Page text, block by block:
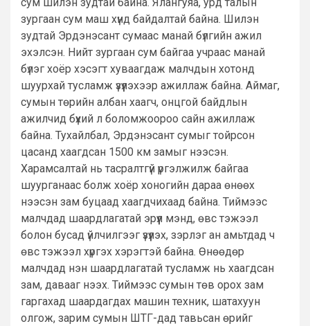
зургаан сум маш хүнд байдалтай байна. Шилэн
зудтай Эрдэнэсант сумаас манай бүлгийн ажил
эхэлсэн. Нийт зургаан сум байгаа учраас манай
бүлэг хоёр хэсэгт хуваагдаж малчдын хотонд
шуурхай тусламж үзүүлэхээр ажиллаж байна. Аймаг,
сумын төрийн албан хаагч, онцгой байдлын
ажилчид бүхий л боломжоороо сайн ажиллаж
байна. Тухайлбал, Эрдэнэсант сумыг тойрсон
цасанд хаагдсан 1500 км замыг нээсэн.
Харамсалтай нь тасралтгүй үргэлжилж байгаа
шуурганаас болж хоёр хоногийн дараа өнөөх
нээсэн зам буцаад хаагдчихаад байна. Тиймээс
малчдад шаардлагатай эрүүл мэнд, өвс тэжээл
болон бусад үйлчилгээг үзүүлэх, зэрлэг ан амьтдад ч
өвс тэжээл хүргэх хэрэгтэй байна. Өнөөдөр
малчдад нэн шаардлагатай тусламж нь хаагдсан
зам, давааг нээх. Тиймээс сумын төв орох зам
гаргахад шаардагдах машин техник, шатахуун
олгож, зарим сумын ШТГ-дад тавьсан өрийг